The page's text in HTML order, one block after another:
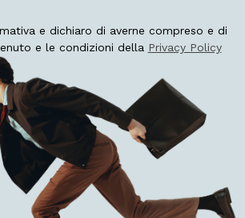
e dichiaro di averne compreso e di
e le condizioni della Privacy Policy